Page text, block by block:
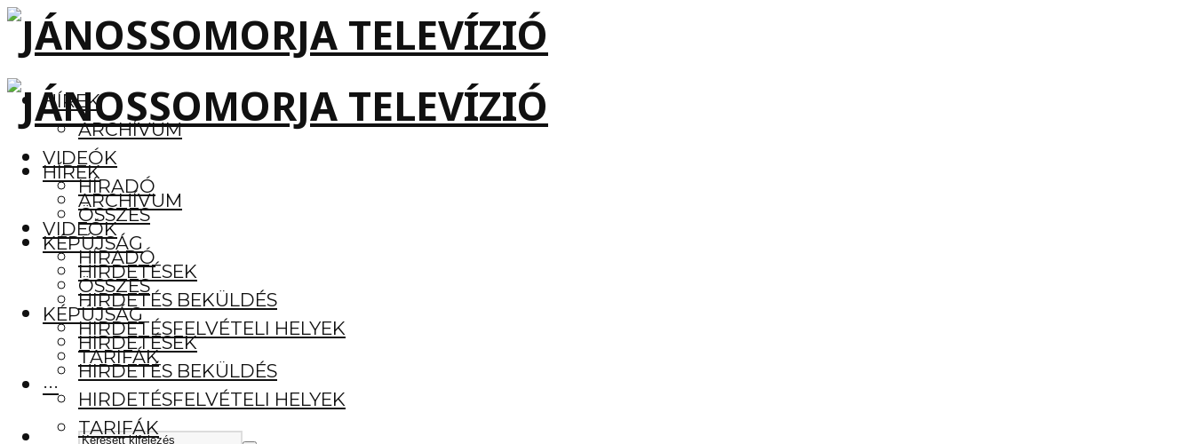
HÍREK
ARCHÍVUM
VIDEÓK
HÍRADÓ
ÖSSZES
KÉPÚJSÁG
HIRDETÉSEK
HIRDETÉS BEKÜLDÉS
HIRDETÉSFELVÉTELI HELYEK
TARIFÁK
···
HÍREK
ARCHÍVUM
VIDEÓK
HÍRADÓ
ÖSSZES
KÉPÚJSÁG
HIRDETÉSEK
HIRDETÉS BEKÜLDÉS
HIRDETÉSFELVÉTELI HELYEK
TARIFÁK